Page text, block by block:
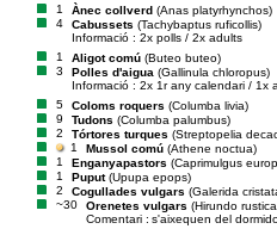
1
Ànec collverd (Anas platyrhynchos)
4
Cabussets (Tachybaptus ruficollis)
Informació : 2x polls / 2x adults
1
Aligot comú (Buteo buteo)
3
Polles d'aigua (Gallinula chloropus)
Informació : 2x 1r any calendari / 1x
5
Coloms roquers (Columba livia)
9
Tudons (Columba palumbus)
2
Tórtores turques (Streptopelia
1
Mussol comú (Athene noctua)
1
Enganyapastors (Caprimulgus
1
Puput (Upupa epops)
2
Cogullades vulgars (Galerida
~30
Orenetes vulgars (Hirundo
Comentari : s'aixequen del